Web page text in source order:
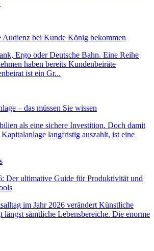
Audienz bei Kunde König bekommen
Ergo oder Deutsche Bahn. Eine Reihe
haben bereits Kundenbeiräte
ist ein Gr...
– das müssen Sie wissen
als eine sichere Investition. Doch damit
langfristig auszahlt, ist eine
Der ultimative Guide für Produktivität und
im Jahr 2026 verändert Künstliche
sämtliche Lebensbereiche. Die enorme